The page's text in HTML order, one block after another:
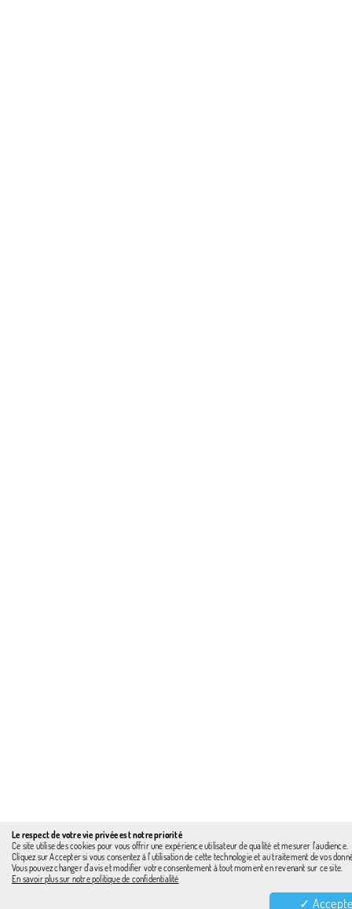
Le respect de votre vie privée est notre priorité
Ce site utilise des cookies pour vous offrir une expérience utilisateur de qualité et mesurer l'audience.
Cliquez sur Accepter si vous consentez à l'utilisation de cette technologie et au traitement de vos
Vous pouvez changer d'avis et modifier votre consentement à tout moment en revenant sur ce site.
En savoir plus sur notre politique de confidentialité
✓